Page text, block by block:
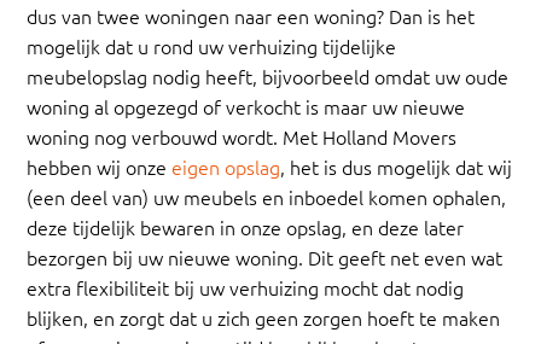
dus van twee woningen naar een woning? Dan is het
mogelijk dat u rond uw verhuizing tijdelijke
meubelopslag nodig heeft, bijvoorbeeld omdat uw oude
woning al opgezegd of verkocht is maar uw nieuwe
woning nog verbouwd wordt. Met Holland Movers
hebben wij onze eigen opslag, het is dus mogelijk dat wij
(een deel van) uw meubels en inboedel komen ophalen,
deze tijdelijk bewaren in onze opslag, en deze later
bezorgen bij uw nieuwe woning. Dit geeft net even wat
extra flexibiliteit bij uw verhuizing mocht dat nodig
blijken, en zorgt dat u zich geen zorgen hoeft te maken